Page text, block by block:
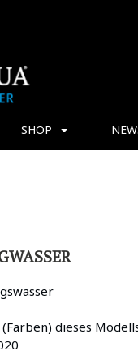
SHOP
dieses